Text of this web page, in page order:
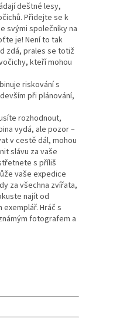
deštné lesy,
Přidejte se k
svými společníky na
je! Není to tak
zdá, prales se totiž
kteří mohou
riskování s
při plánování,
rozhodnout,
vydá, ale pozor –
v cestě dál, mohou
slávu za vaše
s příliš
vaše expedice
za všechna zvířata,
najít od
Hráč s
fotografem a